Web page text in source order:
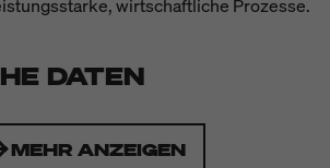
wirtschaftliche Prozesse.
DATEN
MEHR ANZEIGEN